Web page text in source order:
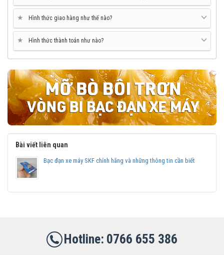
★ Hình thức giao hàng như thế nào?
★ Hình thức thành toán như nào?
Bài viết liên quan
Bạc đạn xe máy SKF chính hãng và những thông tin cần biết
0766 655 386